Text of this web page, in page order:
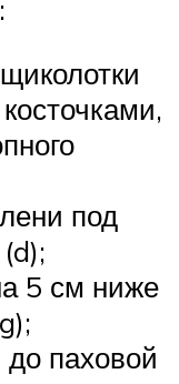
под
5 см ниже
до паховой